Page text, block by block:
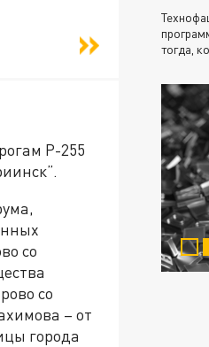
Р-255
со
со
– от
города
тогда,